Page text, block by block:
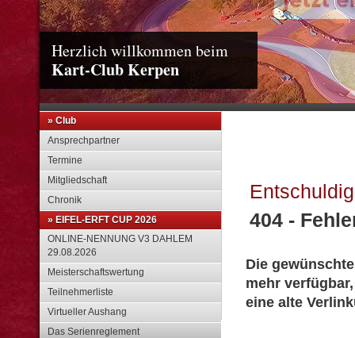
Herzlich willkommen beim
Kart-Club Kerpen
» Club
Ansprechpartner
Termine
Mitgliedschaft
Chronik
» EIFEL-ERFT CUP 2026
ONLINE-NENNUNG V3 DAHLEM
29.08.2026
Meisterschaftswertung
Teilnehmerliste
Virtueller Aushang
Das Serienreglement
404 -
Die
mehr
eine alte